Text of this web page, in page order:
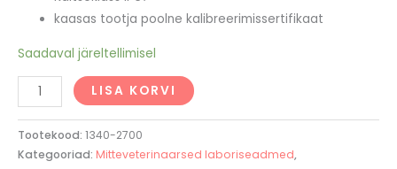
kaasas tootja poolne kalibreerimissertifikaat
Saadaval järeltellimisel
LISA KORVI
Tootekood: 1340-2700
Kategooriad: Mitteveterinaarsed laboriseadmed,